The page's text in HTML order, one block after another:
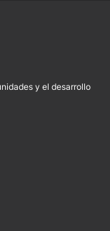
y el desarrollo